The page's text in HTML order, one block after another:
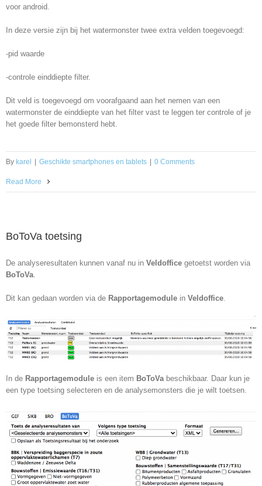
voor android.
In deze versie zijn bij het watermonster twee extra velden toegevoegd:
-pid waarde
-controle einddiepte filter.
Dit veld is toegevoegd om voorafgaand aan het nemen van een
watermonster de einddiepte van het filter vast te leggen ter controle of je
het goede filter bemonsterd hebt.
By karel | Geschikte smartphones en tablets | 0 Comments
Read More
BoToVa toetsing
De analyseresultaten kunnen vanaf nu in Veldoffice getoetst worden via
BoToVa
Dit kan gedaan worden via de Rapportagemodule in Veldoffice
In de Rapportagemodule is een item BoToVa beschikbaar. Daar kun je
een type toetsing selecteren en de analysemonsters die je wilt toetsen.